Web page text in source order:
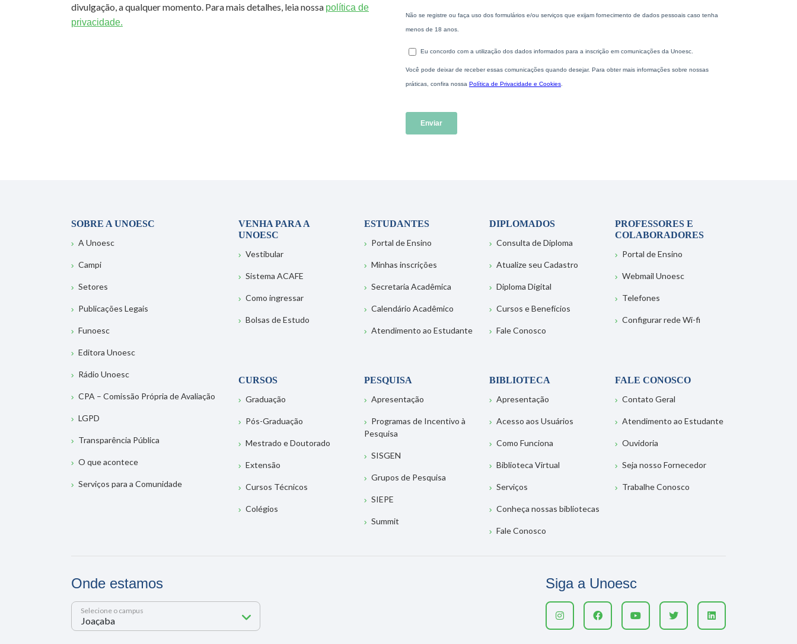
divulgação, a qualquer momento. Para mais detalhes, leia nossa política de
privacidade.
SOBRE A UNOESC
A Unoesc
Campi
Setores
Publicações Legais
Funoesc
Editora Unoesc
Rádio Unoesc
CPA – Comissão Própria de Avaliação
LGPD
Transparência Pública
O que acontece
Serviços para a Comunidade
VENHA PARA A
UNOESC
Vestibular
Sistema ACAFE
Como ingressar
Bolsas de Estudo
ESTUDANTES
Portal de Ensino
Minhas inscrições
Secretaria Acadêmica
Calendário Acadêmico
Atendimento ao Estudante
DIPLOMADOS
Consulta de Diploma
Atualize seu Cadastro
Diploma Digital
Cursos e Benefícios
Fale Conosco
PROFESSORES E
COLABORADORES
Portal de Ensino
Webmail Unoesc
Telefones
Configurar rede Wi-fi
CURSOS
Graduação
Pós-Graduação
Mestrado e Doutorado
Extensão
Cursos Técnicos
Colégios
PESQUISA
Apresentação
Programas de Incentivo à
Pesquisa
SISGEN
Grupos de Pesquisa
SIEPE
Summit
BIBLIOTECA
Apresentação
Acesso aos Usuários
Como Funciona
Biblioteca Virtual
Serviços
Conheça nossas bibliotecas
Fale Conosco
FALE CONOSCO
Contato Geral
Atendimento ao Estudante
Ouvidoria
Seja nosso Fornecedor
Trabalhe Conosco
Onde estamos
Selecione o campus
Siga a Unoesc